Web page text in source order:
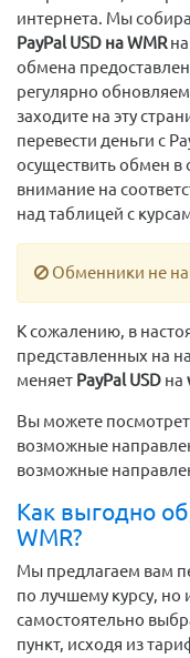
интернета. Мы
PayPal USD на WMRна
обмена
регулярно
заходите на эту
перевести деньги с
осуществить обмен
внимание на
над таблицей с
Обменники не
К сожалению, в
представленных на
меняет PayPal USD на
Вы можете
возможные
возможные
Как выгодно
WMR?
Мы предлагаем вам
по лучшему курсу,
самостоятельно
пункт, исходя из